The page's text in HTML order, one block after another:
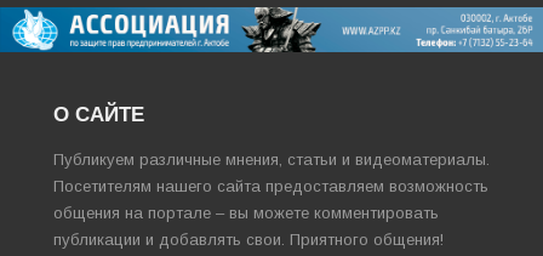
О САЙТЕ
Публикуем различные мнения, статьи и видеоматериалы.
Посетителям нашего сайта предоставляем возможность
общения на портале – вы можете комментировать
публикации и добавлять свои. Приятного общения!